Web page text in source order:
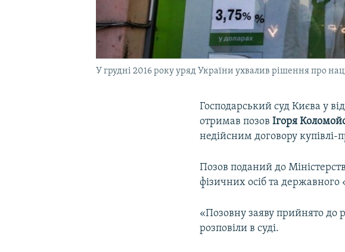
У грудні 2016 року уряд України ухвалив рішення про
Господарський суд Києва у
отримав позовІгоря
недійсним договору
Позов поданий до
фізичних осіб та державного
«Позовну заяву прийнято до
розповіли в суді.